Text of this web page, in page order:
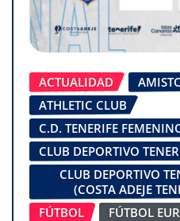
ACTUALIDAD
ATHLETIC CLUB
C.D. TENERIFE
CLUB DEPORTIVO
CLUB DEPORTIVO
(COSTA ADEJE
FÚTBOL
FÚTBOL